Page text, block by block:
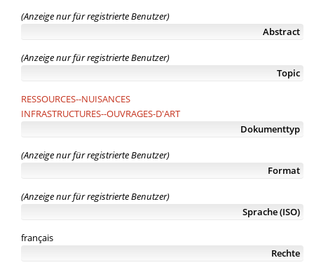
(Anzeige nur für registrierte Benutzer)
Abstract
(Anzeige nur für registrierte Benutzer)
Topic
RESSOURCES--NUISANCES
INFRASTRUCTURES--OUVRAGES-D'ART
Dokumenttyp
(Anzeige nur für registrierte Benutzer)
Format
(Anzeige nur für registrierte Benutzer)
Sprache (ISO)
français
Rechte